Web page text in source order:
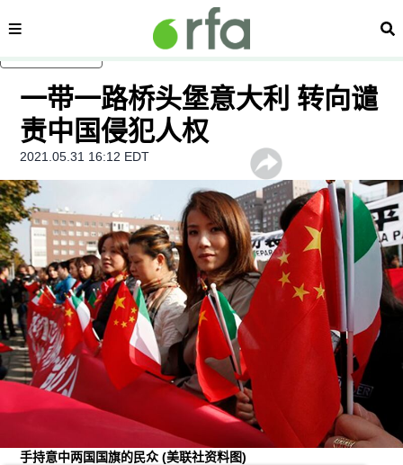
内容分类 搜
一带一路桥头堡意大利 转向谴
责中国侵犯人权
2021.05.31 16:12 EDT
手持意中两国国旗的民众(美联社资料图)